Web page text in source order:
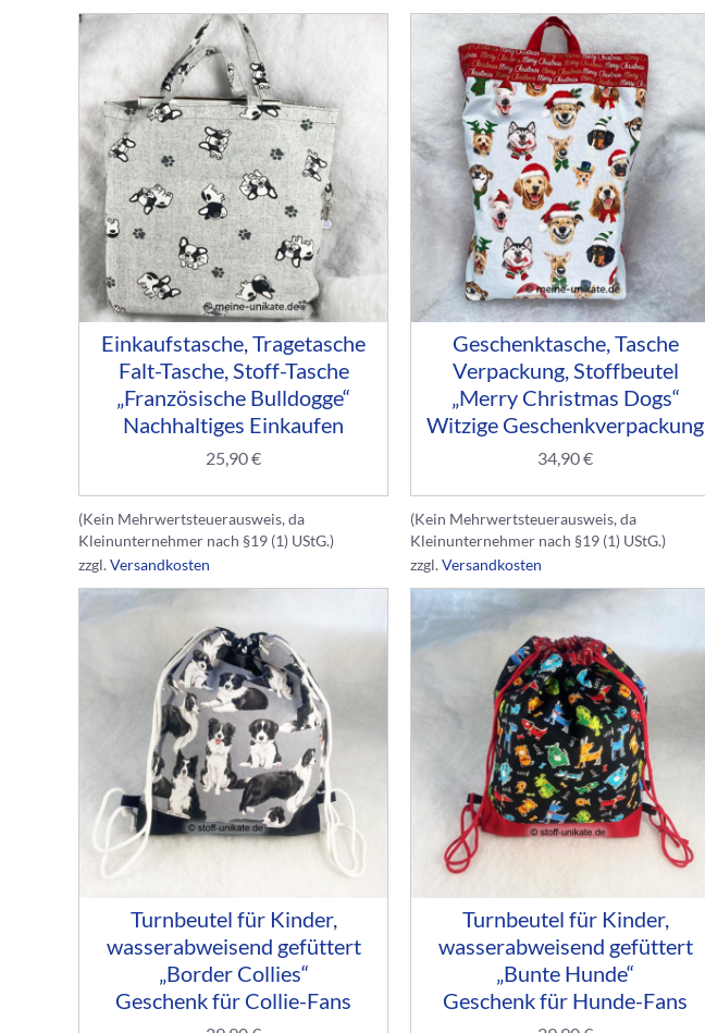
Einkaufstasche, Tragetasche
Falt-Tasche, Stoff-Tasche
„Französische Bulldogge“
Nachhaltiges Einkaufen
25,90€
(Kein Mehrwertsteuerausweis, da
Kleinunternehmer nach §19 (1) UStG.)
zzgl.Versandkosten
Geschenktasche, Tasche
Verpackung, Stoffbeutel
„Merry Christmas Dogs“
Witzige Geschenkverpackung
34,90€
(Kein Mehrwertsteuerausweis, da
Kleinunternehmer nach §19 (1) UStG.)
zzgl.Versandkosten
Turnbeutel für Kinder,
wasserabweisend gefüttert
„Border Collies“
Geschenk für Collie-Fans
Turnbeutel für Kinder,
wasserabweisend gefüttert
„Bunte Hunde“
Geschenk für Hunde-Fans